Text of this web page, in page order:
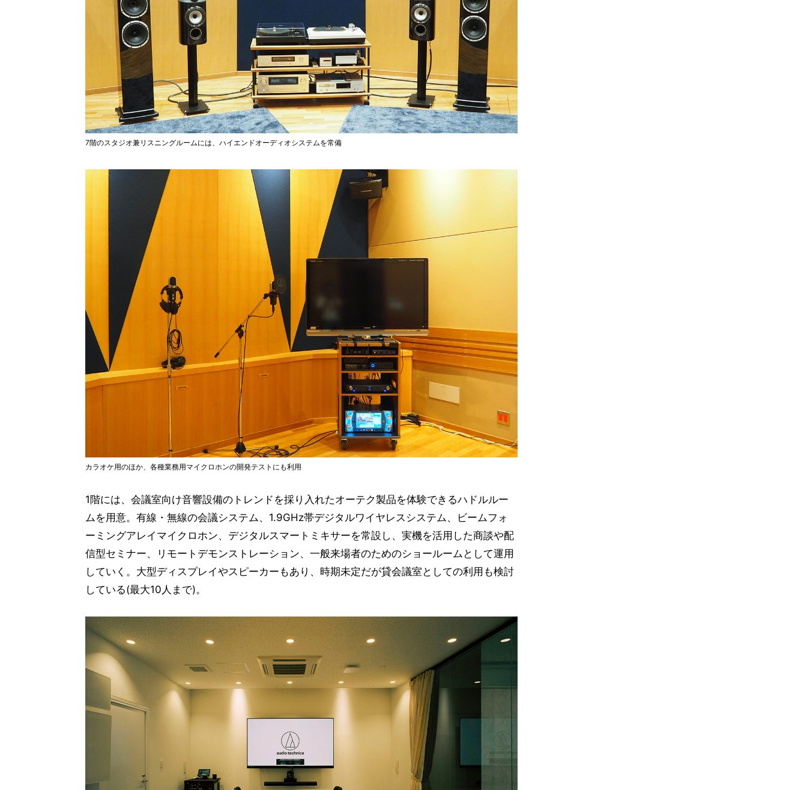
7階のスタジオ兼リスニングルームには、ハイエンドオーディオシステムを常備
カラオケ用のほか、各種業務用マイクロホンの開発テストにも利用
1階には、会議室向け音響設備のトレンドを採り入れたオーテク製品を体験できるハドルルー
ムを用意。有線・無線の会議システム、1.9GHz帯デジタルワイヤレスシステム、ビームフォ
ーミングアレイマイクロホン、デジタルスマートミキサーを常設し、実機を活用した商談や配
信型セミナー、リモートデモンストレーション、一般来場者のためのショールームとして運用
していく。大型ディスプレイやスピーカーもあり、時期未定だが貸会議室としての利用も検討
している(最大10人まで)。